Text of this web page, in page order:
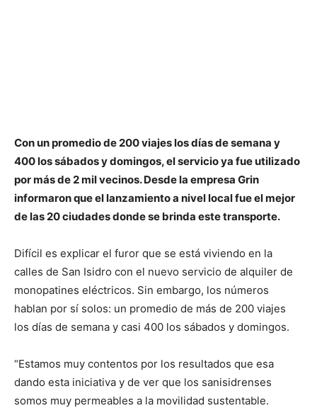
Con un promedio de 200 viajes los días de semana y
400 los sábados y domingos, el servicio ya fue utilizado
por más de 2 mil vecinos. Desde la empresa Grin
informaron que el lanzamiento a nivel local fue el mejor
de las 20 ciudades donde se brinda este transporte.
Difícil es explicar el furor que se está viviendo en la
calles de San Isidro con el nuevo servicio de alquiler de
monopatines eléctricos. Sin embargo, los números
hablan por sí solos: un promedio de más de 200 viajes
los días de semana y casi 400 los sábados y domingos.
“Estamos muy contentos por los resultados que esa
dando esta iniciativa y de ver que los sanisidrenses
somos muy permeables a la movilidad sustentable.